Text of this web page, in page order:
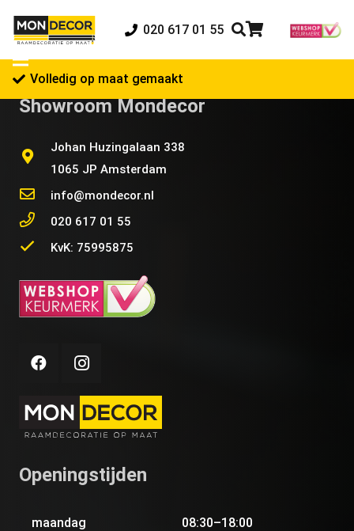
020 617 01 55
Volledig op maat gemaakt
Showroom Mondecor
Johan Huzingalaan 338
1065 JP Amsterdam
info@mondecor.nl
020 617 01 55
KvK: 75995875
Openingstijden
maandag 08:30–18:00